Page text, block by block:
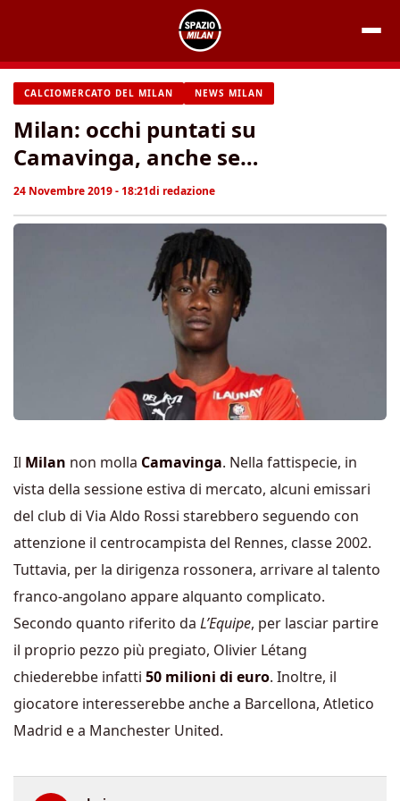
contenuto
CALCIOMERCATO DEL MILAN NEWS MILAN
Milan: occhi puntati su
Camavinga, anche se…
24 Novembre 2019 - 18:21di redazione
Il Milan non molla Camavinga. Nella fattispecie, in
vista della sessione estiva di mercato, alcuni emissari
del club di Via Aldo Rossi starebbero seguendo con
attenzione il centrocampista del Rennes, classe 2002.
Tuttavia, per la dirigenza rossonera, arrivare al talento
franco-angolano appare alquanto complicato.
Secondo quanto riferito da L’Equipe, per lasciar partire
il proprio pezzo più pregiato, Olivier Létang
chiederebbe infatti 50 milioni di euro. Inoltre, il
giocatore interesserebbe anche a Barcellona, Atletico
Madrid e a Manchester United.